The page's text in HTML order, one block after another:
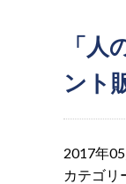
「
ント
2017年
カテゴリ